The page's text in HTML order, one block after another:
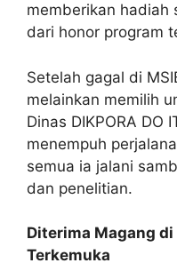
memberikan hadiah
dari honor program
Setelah gagal di
melainkan memilih
Dinas DIKPORA DO
menempuh
semua ia jalani
dan penelitian.
Diterima Magang
Terkemuka